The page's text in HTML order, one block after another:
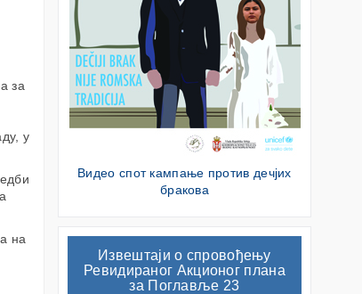
за
у
на
Видео спот кампање против дечјих
бракова
Извештаји о спровођењу
Ревидираног Акционог плана
за Поглавље 23